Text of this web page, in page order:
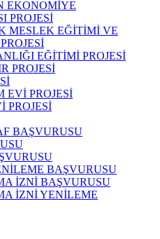
EKONOMİYE
PROJESİ
MESLEK EĞİTİMİ VE
EĞİTİMİ PROJESİ
PROJESİ
EVİ PROJESİ
PROJESİ
BAŞVURUSU
BAŞVURUSU
İZNİ BAŞVURUSU
İZNİ YENİLEME